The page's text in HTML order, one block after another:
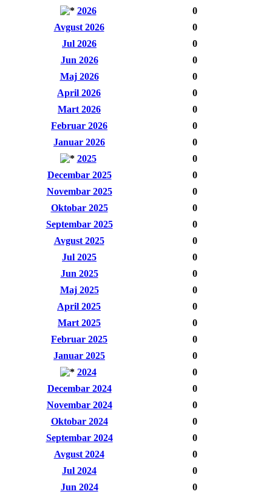
2026
0
Avgust 2026
0
Jul 2026
0
Jun 2026
0
Maj 2026
0
April 2026
0
Mart 2026
0
Februar 2026
0
Januar 2026
0
2025
0
Decembar 2025
0
Novembar 2025
0
Oktobar 2025
0
Septembar 2025
0
Avgust 2025
0
Jul 2025
0
Jun 2025
0
Maj 2025
0
April 2025
0
Mart 2025
0
Februar 2025
0
Januar 2025
0
2024
0
Decembar 2024
0
Novembar 2024
0
Oktobar 2024
0
Septembar 2024
0
Avgust 2024
0
Jul 2024
0
Jun 2024
0